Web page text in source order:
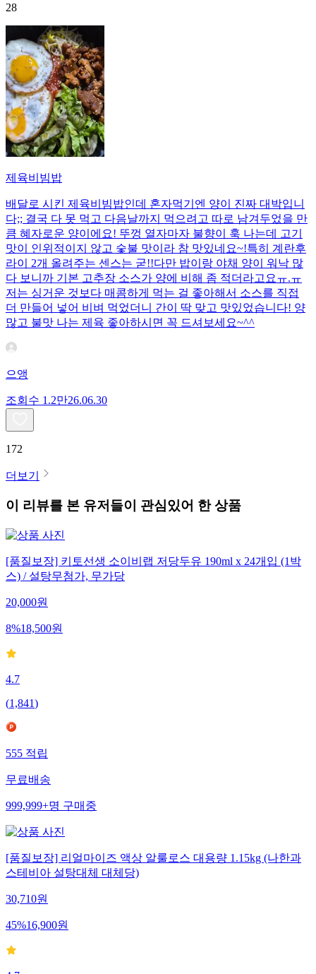
28
제육비빔밥
배달로 시킨 제육비빔밥인데 혼자먹기엔 양이 진짜 대박입니
다;; 결국 다 못 먹고 다음날까지 먹으려고 따로 남겨두었을 만
큼 혜자로운 양이에요! 뚜껑 열자마자 불향이 훅 나는데 고기
맛이 인위적이지 않고 숯불 맛이라 참 맛있네요~!특히 계란후
라이 2개 올려주는 센스는 굳!! ​다만 밥이랑 야채 양이 워낙 많
다 보니까 기본 고추장 소스가 양에 비해 좀 적더라고요ㅠ.ㅠ
저는 싱거운 것보다 매콤하게 먹는 걸 좋아해서 소스를 직접
더 만들어 넣어 비벼 먹었더니 간이 딱 맞고 맛있었습니다! 양
많고 불맛 나는 제육 좋아하시면 꼭 드셔보세요~^^
으앵
조회수 1.2만26.06.30
172
더보기
이 리뷰를 본 유저들이 관심있어 한 상품
[품질보장] 키토선생 소이비랩 저당두유 190ml x 24개입 (1박
스) / 설탕무첨가, 무가당
20,000원
8%18,500원
4.7
(1,841)
555 적립
무료배송
999,999+명 구매중
[품질보장] 리얼마이즈 액상 알룰로스 대용량 1.15kg (나한과
스테비아 설탕대체 대체당)
30,710원
45%16,900원